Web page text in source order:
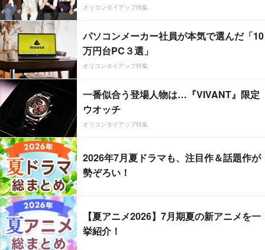
オリコンタイアップ特集
パソコンメーカー社員が本気で選んだ「10
万円台PC３選」
オリコンタイアップ特集
一番似合う登場人物は…『VIVANT』限定
ウオッチ
オリコンタイアップ特集
2026年7月夏ドラマも、注目作＆話題作が
勢ぞろい！
【夏アニメ2026】7月期夏の新アニメを一
挙紹介！